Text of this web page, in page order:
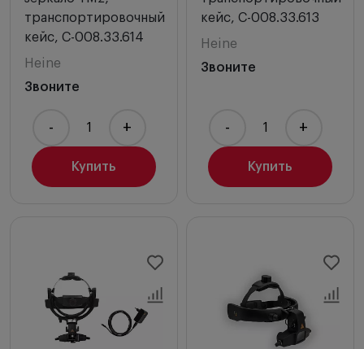
транспортировочный
кейс, С-008.33.614
Heine
Звоните
Купить
- +
кейс, С-008.33.613
Heine
Звоните
Купить
- +